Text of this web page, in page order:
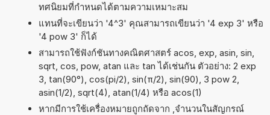
ทศนิยมที่กำหนดได้ตามความเหมาะสม
แทนที่จะเขียนว่า '4^3' คุณสามารถเขียนว่า '4 exp 3' หรือ
'4 pow 3' ก็ได้
สามารถใช้ฟังก์ชันทางคณิตศาสตร์ acos, exp, asin, sin,
sqrt, cos, pow, atan และ tan ได้เช่นกัน ตัวอย่าง: 2 exp
3, tan(90°), cos(pi/2), sin(π/2), sin(90), 3 pow 2,
asin(1/2), sqrt(4), atan(1/4) หรือ acos(1)
หากมีการใช้เครื่องหมายถูกถัดจาก ,จำนวนในสัญกรณ์